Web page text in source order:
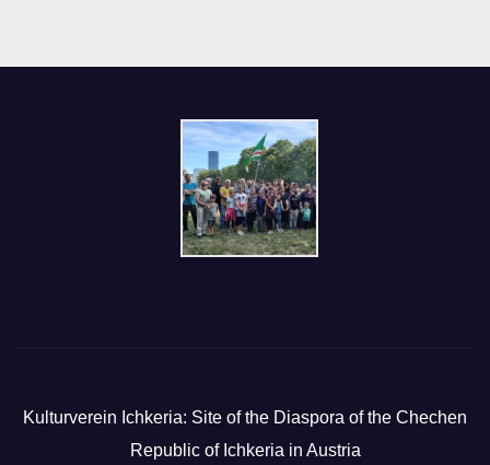
Kulturverein Ichkeria: Site of the Diaspora of the Chechen
Republic of Ichkeria in Austria